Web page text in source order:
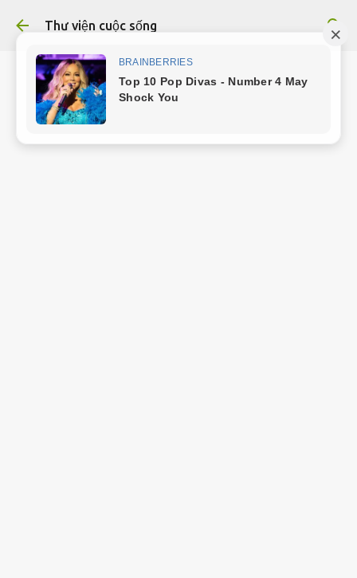
Chuyển đến nội dung chính
Thư viện cuộc sống